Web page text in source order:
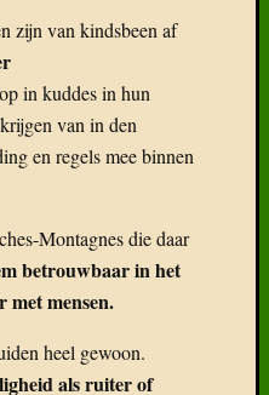
wel die moeten
politiecontrole
minister van verkeer.
betekenen op vlak van